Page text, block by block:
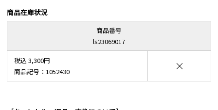
商品在庫状況
商品番号
ls23069017
税込 3,300円
商品記号：1052430
×